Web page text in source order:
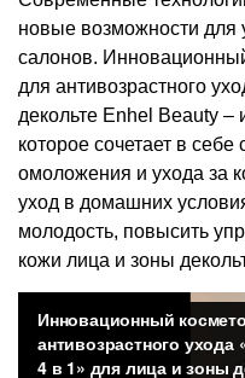
новые возможности для
салонов.
для антивозрастного
декольте Enhel Beauty –
которое сочетает в
омоложения и ухода за
уход в домашних
молодость, повысить
кожи лица и зоны